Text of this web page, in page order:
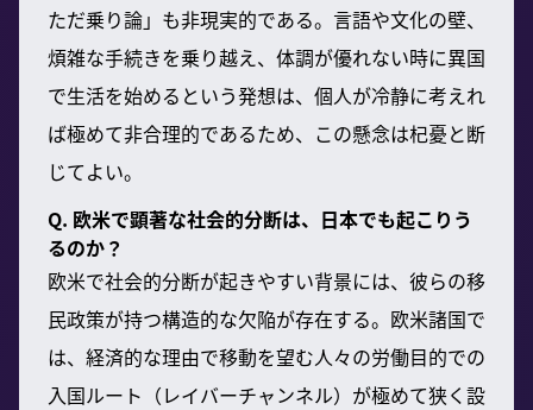
ただ乗り論」も非現実的である。言語や文化の壁、
煩雑な手続きを乗り越え、体調が優れない時に異国
で生活を始めるという発想は、個人が冷静に考えれ
ば極めて非合理的であるため、この懸念は杞憂と断
じてよい。
Q. 欧米で顕著な社会的分断は、日本でも起こりう
るのか？
欧米で社会的分断が起きやすい背景には、彼らの移
民政策が持つ構造的な欠陥が存在する。欧米諸国で
は、経済的な理由で移動を望む人々の労働目的での
入国ルート（レイバーチャンネル）が極めて狭く設